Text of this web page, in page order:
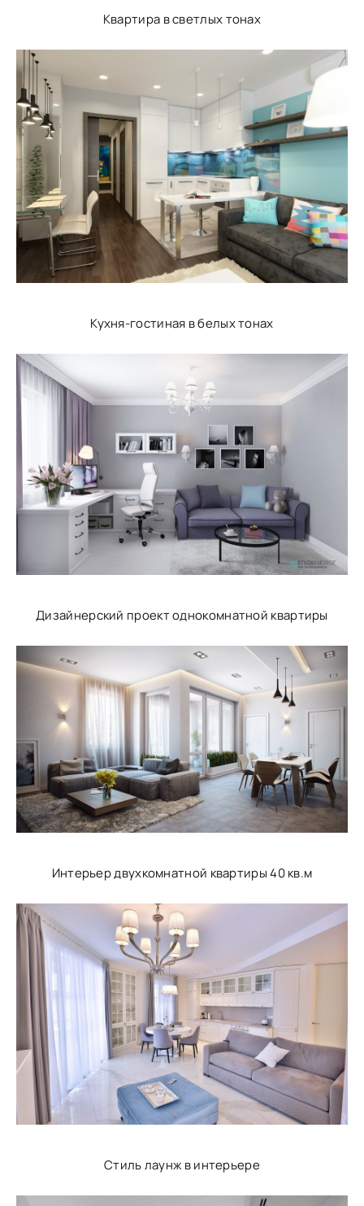
Квартира в светлых тонах
Кухня-гостиная в белых тонах
Дизайнерский проект однокомнатной квартиры
Интерьер двухкомнатной квартиры 40 кв.м
Стиль лаунж в интерьере